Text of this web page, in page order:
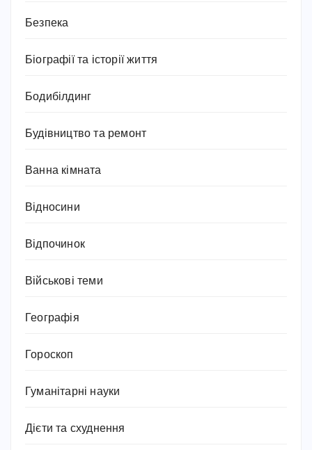
Безпека
Біографії та історії життя
Бодибілдинг
Будівництво та ремонт
Ванна кімната
Відносини
Відпочинок
Військові теми
Географія
Гороскоп
Гуманітарні науки
Дієти та схуднення